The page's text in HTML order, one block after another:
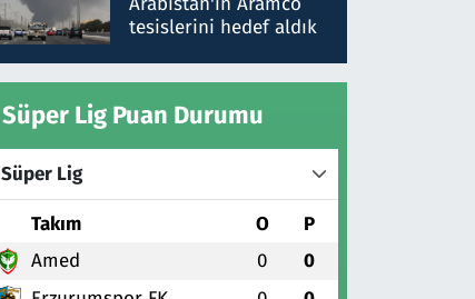
tesislerini hedef aldık
Süper Lig Puan Durumu
Süper Lig
Takım O P
Amed 0 0